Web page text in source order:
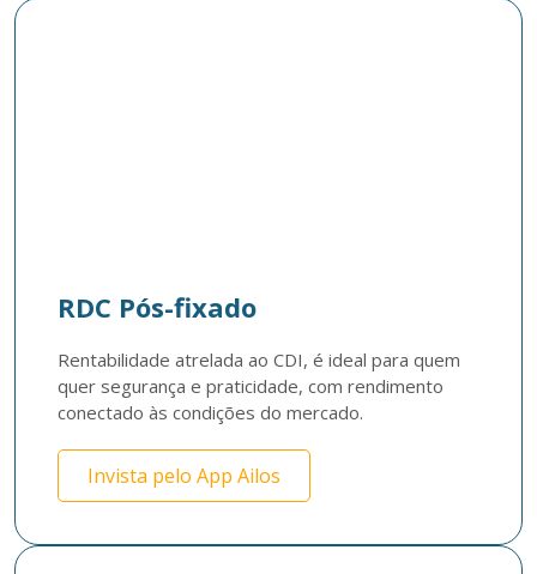
RDC Pós-fixado
Rentabilidade atrelada ao CDI, é ideal para quem
quer segurança e praticidade, com rendimento
conectado às condições do mercado.​
Invista pelo App Ailos